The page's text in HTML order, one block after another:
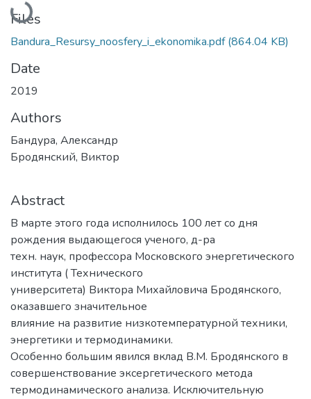
Loading...
Files
Bandura_Resursy_noosfery_i_ekonomika.pdf(864.04 KB)
Date
2019
Authors
Бандура, Александр
Бродянский, Виктор
Abstract
В марте этого года исполнилось 100 лет со дня
рождения выдающегося ученого, д-ра
техн. наук, профессора Московского энергетического
института ( Технического
университета) Виктора Михайловича Бродянского,
оказавшего значительное
влияние на развитие низкотемпературной техники,
энергетики и термодинамики.
Особенно большим явился вклад В.М. Бродянского в
совершенствование эксергетического метода
термодинамического анализа. Исключительную